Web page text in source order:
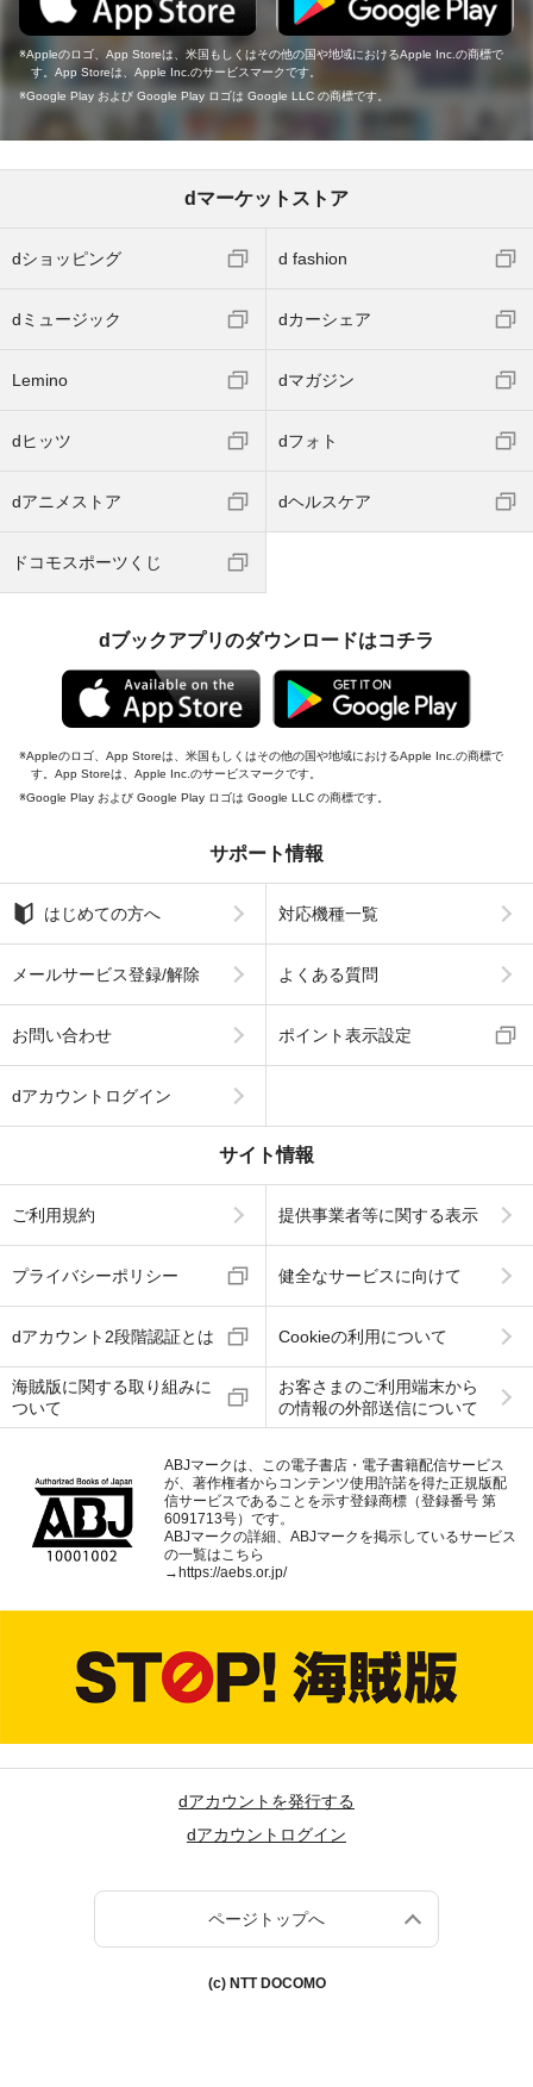
Appleのロゴ、App Storeは、米国もしくはその他の国や地域におけるApple Inc.の商標で
す。App Storeは、Apple Inc.のサービスマークです。
Google Play および Google Play ロゴは Google LLC の商標です。
dマーケットストア
dショッピング d fashion
dミュージック dカーシェア
Lemino dマガジン
dヒッツ dフォト
dアニメストア dヘルスケア
ドコモスポーツくじ
dブックアプリのダウンロードはコチラ
Appleのロゴ、App Storeは、米国もしくはその他の国や地域におけるApple Inc.の商標で
す。App Storeは、Apple Inc.のサービスマークです。
Google Play および Google Play ロゴは Google LLC の商標です。
サポート情報
はじめての方へ 対応機種一覧
メールサービス登録/解除 よくある質問
お問い合わせ ポイント表示設定
dアカウントログイン
サイト情報
ご利用規約 提供事業者等に関する表示
プライバシーポリシー 健全なサービスに向けて
dアカウント2段階認証とは Cookieの利用について
海賊版に関する取り組みに
ついて
お客さまのご利用端末から
の情報の外部送信について
ABJマークは、この電子書店・電子書籍配信サービス
が、著作権者からコンテンツ使用許諾を得た正規版配
信サービスであることを示す登録商標（登録番号 第
6091713号）です。
ABJマークの詳細、ABJマークを掲示しているサービス
の一覧はこちら
→ https://aebs.or.jp/
dアカウントを発行する
dアカウントログイン
ページトップへ
(c) NTT DOCOMO